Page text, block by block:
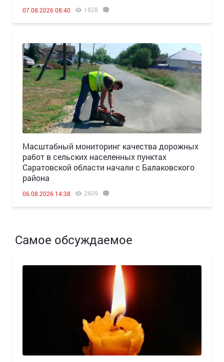
07.08.2026 08:40 1828
Масштабный мониторинг качества дорожных
работ в сельских населенных пунктах
Саратовской области начали с Балаковского
района
06.08.2026 14:38 2609
Самое обсуждаемое